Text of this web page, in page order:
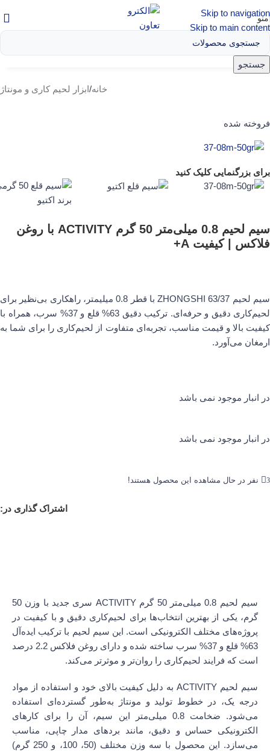
Skip to navigation
Skip to main content
منو
جستجو
خانه/ابزار لحیم کاری و مونتاژ
فروخته شده
برای بزرگنمایی کلیک کنید
سیم لحیم 0.8 میلی‌متر 50 گرم ACTIVITY با روغن
فلاکس | کیفیت A+
سیم لحیم ZHONGSHI 63/37 با قطر 0.8 میلیمتر، راهکاری بی‌نظیر برای
لحیم‌کاری دقیق و حرفه‌ای. ترکیب دقیق 63% قلع و 37% سرب، همراه با
کیفیت بالا و قیمت مناسب، تجربه‌ای متفاوت از لحیم‌کاری را برای شما به
ارمغان می‌آورد.
در انبار موجود نمی باشد
در انبار موجود نمی باشد
3 نفر در حال مشاهده این محصول هستند!
اشتراک گذاری در:
سیم لحیم 0.8 میلی‌متر 50 گرم ACTIVITY سری جدید با وزن 50
گرم، یکی از بهترین انتخاب‌ها برای لحیم‌کاری دقیق و با کیفیت در
پروژه‌های مختلف الکترونیکی است. این سیم لحیم با ترکیب ایده‌آل
63% قلع و 37% سرب ساخته شده و دارای روغن فلاکس 2.2 درصد
است که فرایند لحیم‌کاری را روان‌تر و موثرتر می‌کند.
سیم لحیم ACTIVITY به دلیل کیفیت بالای خود و استفاده از مواد
درجه یک، در خطوط تولید و مونتاژ به‌طور گسترده‌ای استفاده
می‌شود. ضخامت 0.8 میلی‌متر این سیم، آن را برای کارهای
الکترونیکی حساس و دقیق، مانند بردهای مدار چاپی، مناسب
می‌سازد. این محصول با سه وزن مختلف (50، 100، و 250 گرم)